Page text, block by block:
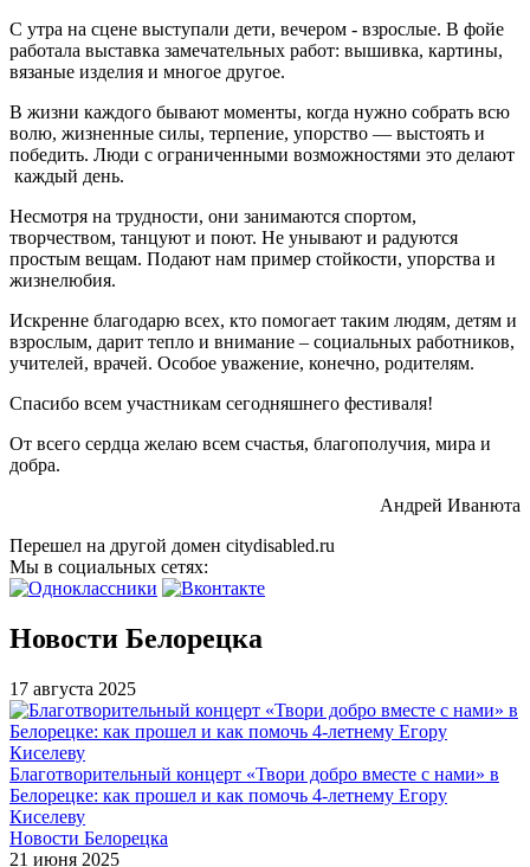
С утра на сцене выступали дети, вечером - взрослые. В фойе
работала выставка замечательных работ: вышивка, картины,
вязаные изделия и многое другое.
В жизни каждого бывают моменты, когда нужно собрать всю
волю, жизненные силы, терпение, упорство — выстоять и
победить. Люди с ограниченными возможностями это делают
каждый день.
Несмотря на трудности, они занимаются спортом,
творчеством, танцуют и поют. Не унывают и радуются
простым вещам. Подают нам пример стойкости, упорства и
жизнелюбия.
Искренне благодарю всех, кто помогает таким людям, детям и
взрослым, дарит тепло и внимание – социальных работников,
учителей, врачей. Особое уважение, конечно, родителям.
Спасибо всем участникам сегодняшнего фестиваля!
От всего сердца желаю всем счастья, благополучия, мира и
добра.
Андрей Иванюта
Перешел на другой домен citydisabled.ru
Мы в социальных сетях:
Новости Белорецка
17 августа 2025
Благотворительный концерт «Твори добро вместе с нами» в
Белорецке: как прошел и как помочь 4-летнему Егору
Киселеву
Новости Белорецка
21 июня 2025